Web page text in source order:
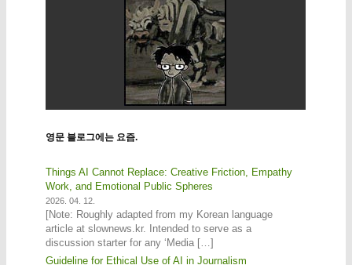
영문 블로그에는 요즘.
Things AI Cannot Replace: Creative Friction, Empathy
Work, and Emotional Public Spheres
2026. 04. 12.
[Note: Roughly adapted from my Korean language
article at slownews.kr. Intended to serve as a
discussion starter for any ‘Media […]
Guideline for Ethical Use of AI in Journalism